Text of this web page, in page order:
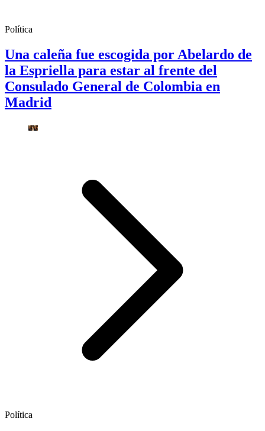
Política
Una caleña fue escogida por Abelardo de
la Espriella para estar al frente del
Consulado General de Colombia en
Madrid
Política